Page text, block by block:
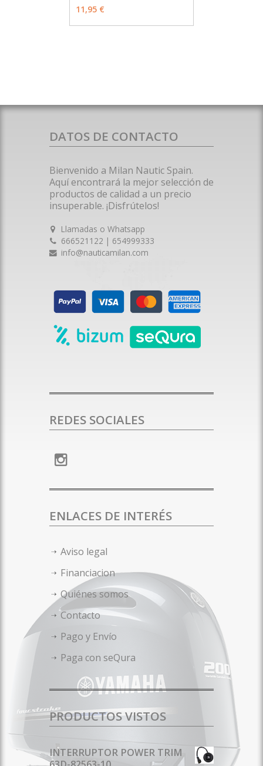
11,95 €
DATOS DE CONTACTO
Bienvenido a Milan Nautic Spain.
Aquí encontrará la mejor selección de
productos de calidad a un precio
insuperable. ¡Disfrútelos!
Llamadas o Whatsapp
666521122 | 654999333
info@nauticamilan.com
REDES SOCIALES
ENLACES DE INTERÉS
Aviso legal
Financiacion
Quiénes somos
Contacto
Pago y Envío
Paga con seQura
PRODUCTOS VISTOS
INTERRUPTOR POWER TRIM